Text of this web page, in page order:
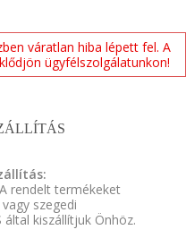
váratlan hiba lépett fel. A
ügyfélszolgálatunkon!
rendelt termékeket
szegedi
kiszállítjuk Önhöz.